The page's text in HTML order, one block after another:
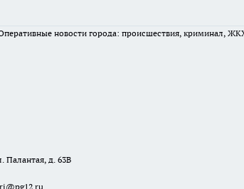
новости города: происшествия, криминал,
Палантая, д. 63В